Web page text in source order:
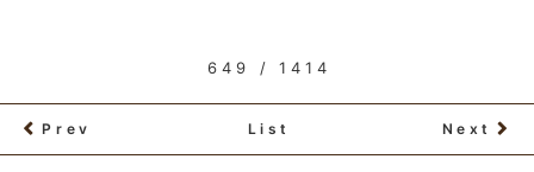
649 / 1414
Prev List Next